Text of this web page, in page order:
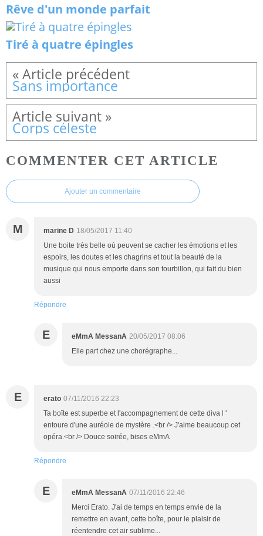
Rêve d'un monde parfait
Tiré à quatre épingles
Sans importance
Corps céleste
COMMENTER CET ARTICLE
Ajouter un commentaire
M marine D 18/05/2017 11:40
Une boite très belle où peuvent se cacher les émotions et les
espoirs, les doutes et les chagrins et tout la beauté de la
musique qui nous emporte dans son tourbillon, qui fait du bien
aussi
Répondre
E eMmA MessanA 20/05/2017 08:06
Elle part chez une chorégraphe...
E erato 07/11/2016 22:23
Ta boîte est superbe et l'accompagnement de cette diva l '
entoure d'une auréole de mystère .<br /> J'aime beaucoup cet
opéra.<br /> Douce soirée, bises eMmA
Répondre
E eMmA MessanA 07/11/2016 22:46
Merci Erato. J'ai de temps en temps envie de la
remettre en avant, cette boîte, pour le plaisir de
réentendre cet air sublime...